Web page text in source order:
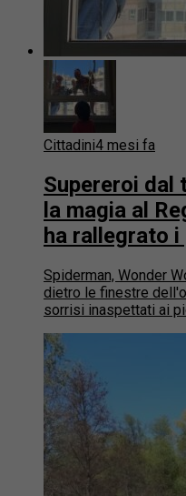
Cittadini4 mesi fa
Supereroi dal
la magia al
ha rallegrato
Spiderman, Wonder
dietro le finestre
sorrisi inaspettati ai